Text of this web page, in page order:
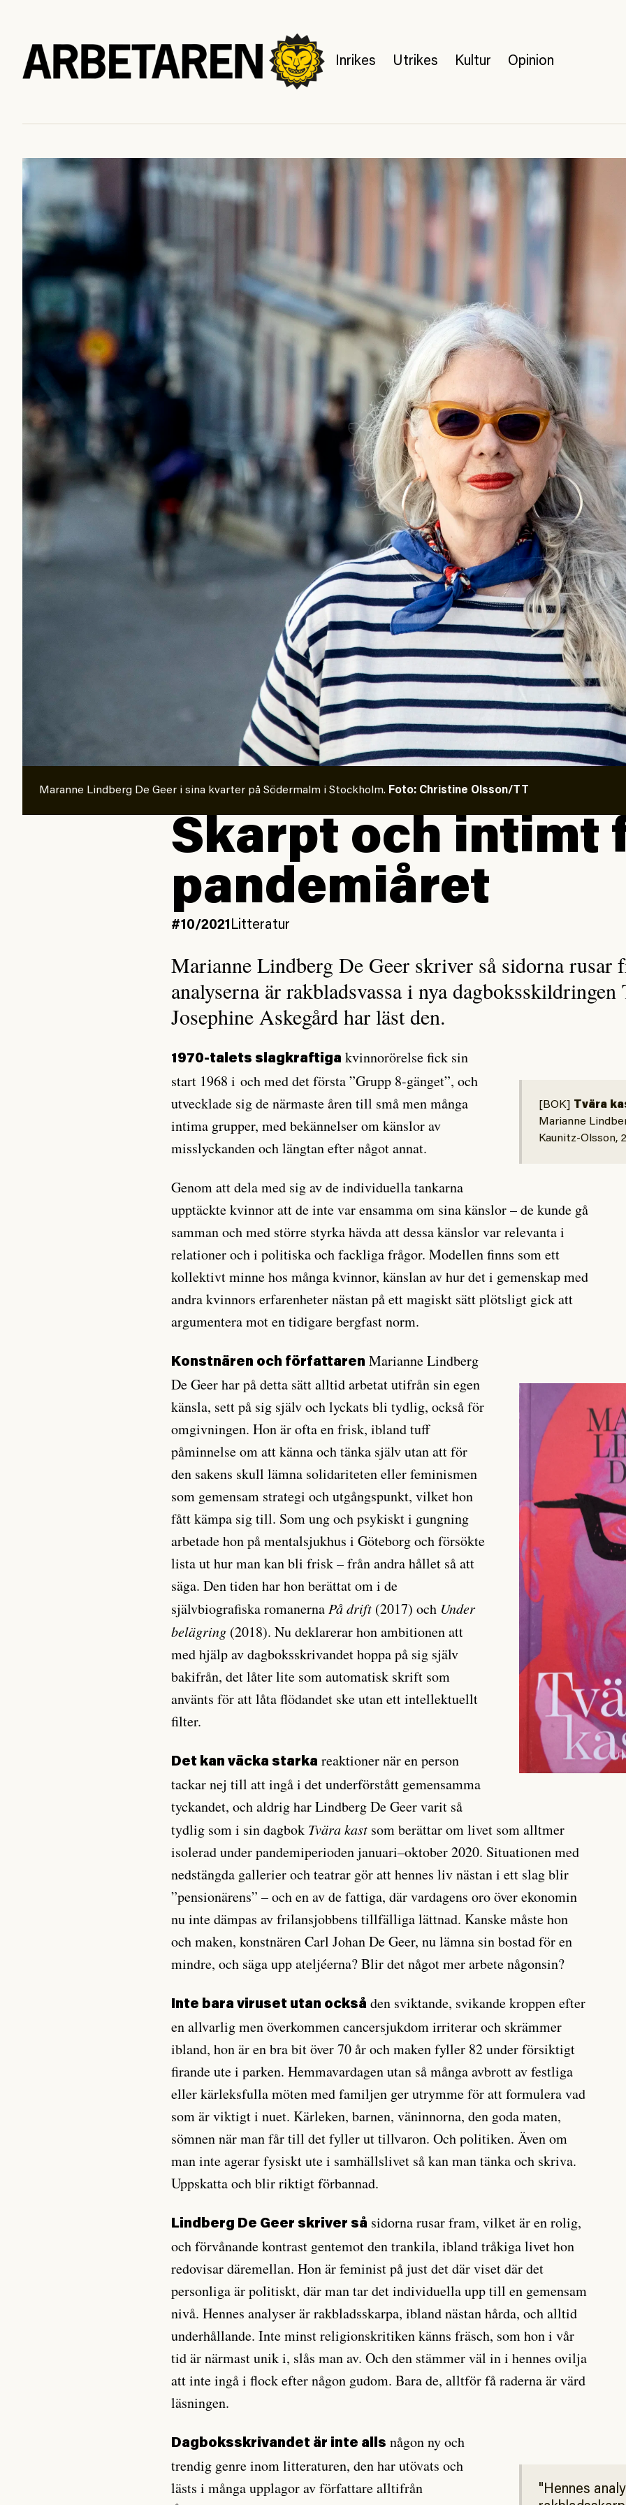
Inrikes Utrikes Kultur Opinion
Maranne Lindberg De Geer i sina kvarter på Södermalm i Stockholm. Foto: Christine Olsson/TT
Skarpt och intimt
pandemiåret
#10/2021 Litteratur
Marianne Lindberg De Geer skriver så sidorna rusar
analyserna är rakbladsvassa i nya dagboksskildringen
Josephine Askegård har läst den.
[BOK] Tvära
Marianne
Kaunitz-Olsson,
1970-talets slagkraftiga kvinnorörelse fick sin
start 1968 i och med det första ”Grupp 8-gänget”, och
utvecklade sig de närmaste åren till små men många
intima grupper, med bekännelser om känslor av
misslyckanden och längtan efter något annat.
Genom att dela med sig av de individuella tankarna
upptäckte kvinnor att de inte var ensamma om sina känslor – de kunde gå
samman och med större styrka hävda att dessa känslor var relevanta i
relationer och i politiska och fackliga frågor. Modellen finns som ett
kollektivt minne hos många kvinnor, känslan av hur det i gemenskap med
andra kvinnors erfarenheter nästan på ett magiskt sätt plötsligt gick att
argumentera mot en tidigare bergfast norm.
Konstnären och författaren Marianne Lindberg
De Geer har på detta sätt alltid arbetat utifrån sin egen
känsla, sett på sig själv och lyckats bli tydlig, också för
omgivningen. Hon är ofta en frisk, ibland tuff
påminnelse om att känna och tänka själv utan att för
den sakens skull lämna solidariteten eller feminismen
som gemensam strategi och utgångspunkt, vilket hon
fått kämpa sig till. Som ung och psykiskt i gungning
arbetade hon på mentalsjukhus i Göteborg och försökte
lista ut hur man kan bli frisk – från andra hållet så att
säga. Den tiden har hon berättat om i de
självbiografiska romanernaPå drift (2017) och Under
belägring (2018). Nu deklarerar hon ambitionen att
med hjälp av dagboksskrivandet hoppa på sig själv
bakifrån, det låter lite som automatisk skrift som
använts för att låta flödandet ske utan ett intellektuellt
filter.
Det kan väcka starka reaktioner när en person
tackar nej till att ingå i det underförstått gemensamma
tyckandet, och aldrig har Lindberg De Geer varit så
tydlig som i sin dagbok Tvära kast som berättar om livet som alltmer
isolerad under pandemiperioden januari–oktober 2020. Situationen med
nedstängda gallerier och teatrar gör att hennes liv nästan i ett slag blir
”pensionärens” – och en av de fattiga, där vardagens oro över ekonomin
nu inte dämpas av frilansjobbens tillfälliga lättnad. Kanske måste hon
och maken, konstnären Carl Johan De Geer, nu lämna sin bostad för en
mindre, och säga upp ateljéerna? Blir det något mer arbete någonsin?
Inte bara viruset utan också den sviktande, svikande kroppen efter
en allvarlig men överkommen cancersjukdom irriterar och skrämmer
ibland, hon är en bra bit över 70 år och maken fyller 82 under försiktigt
firande ute i parken. Hemmavardagen utan så många avbrott av festliga
eller kärleksfulla möten med familjen ger utrymme för att formulera vad
som är viktigt i nuet. Kärleken, barnen, väninnorna, den goda maten,
sömnen när man får till det fyller ut tillvaron. Och politiken. Även om
man inte agerar fysiskt ute i samhällslivet så kan man tänka och skriva.
Uppskatta och blir riktigt förbannad.
Lindberg De Geer skriver så sidorna rusar fram, vilket är en rolig,
och förvånande kontrast gentemot den trankila, ibland tråkiga livet hon
redovisar däremellan. Hon är feminist på just det där viset där det
personliga är politiskt, där man tar det individuella upp till en gemensam
nivå. Hennes analyser är rakbladsskarpa, ibland nästan hårda, och alltid
underhållande. Inte minst religionskritiken känns fräsch, som hon i vår
tid är närmast unik i, slås man av. Och den stämmer väl in i hennes ovilja
att inte ingå i flock efter någon gudom. Bara de, alltför få raderna är värd
läsningen.
Hennes
Dagboksskrivandet är inte alls någon ny och
trendig genre inom litteraturen, den har utövats och
lästs i många upplagor av författare alltifrån